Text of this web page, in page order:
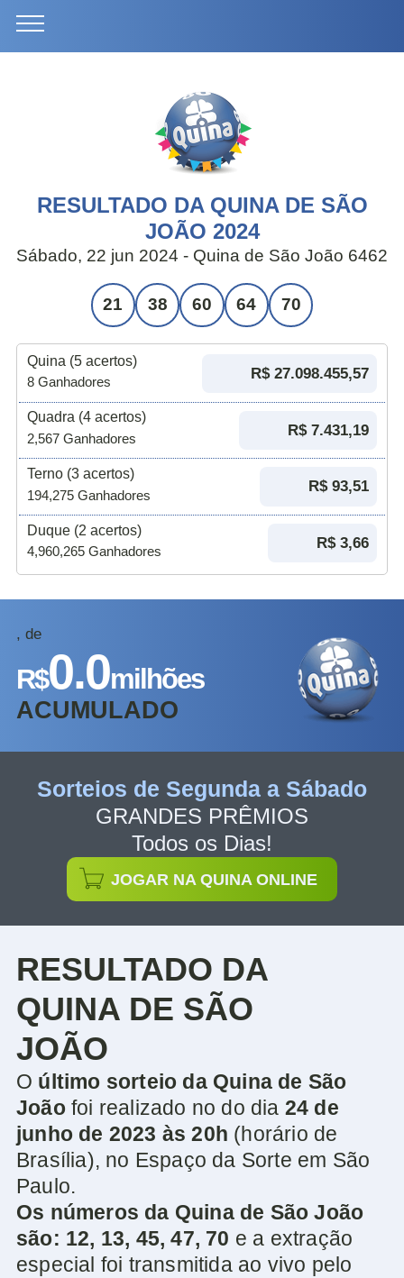
RESULTADO DA QUINA DE SÃO
JOÃO 2024
Sábado, 22 jun 2024 - Quina de São João 6462
21 38 60 64 70
Quina (5 acertos)
8 Ganhadores
R$ 27.098.455,57
Quadra (4 acertos)
2,567 Ganhadores
R$ 7.431,19
Terno (3 acertos)
194,275 Ganhadores
R$ 93,51
Duque (2 acertos)
4,960,265 Ganhadores
R$ 3,66
, de
R$0.0milhões
ACUMULADO
Sorteios de Segunda a Sábado
GRANDES PRÊMIOS
Todos os Dias!
JOGAR NA QUINA ONLINE
RESULTADO DA
QUINA DE SÃO
JOÃO
O último sorteio da Quina de São
Joãofoi realizado no do dia 24 de
junho de 2023 às 20h (horário de
Brasília), no Espaço da Sorte em São
Paulo.
Os números da Quina de São João
são: 12, 13, 45, 47, 70 e a extração
especial foi transmitida ao vivo pelo